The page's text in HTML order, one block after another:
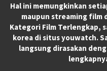
Hal ini memungkinkan
maupun streaming film
Kategori Film Terlengkap,
korea di situs youwatch.
langsung dirasakan